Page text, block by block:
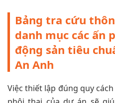
Bảng tra cứu
danh mục các ấn
động sản tiêu
An Anh
Việc thiết lập đúng quy